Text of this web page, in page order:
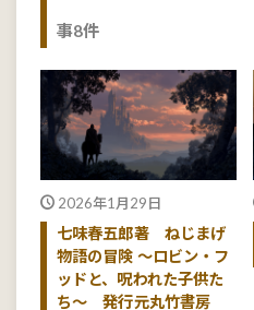
事8件
2026年1月29日
七味春五郎著 ねじまげ
物語の冒険 〜ロビン・フ
ッドと、呪われた子供た
ち〜 発行元丸竹書房